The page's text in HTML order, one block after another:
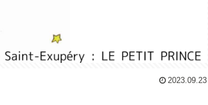
2023.09.23